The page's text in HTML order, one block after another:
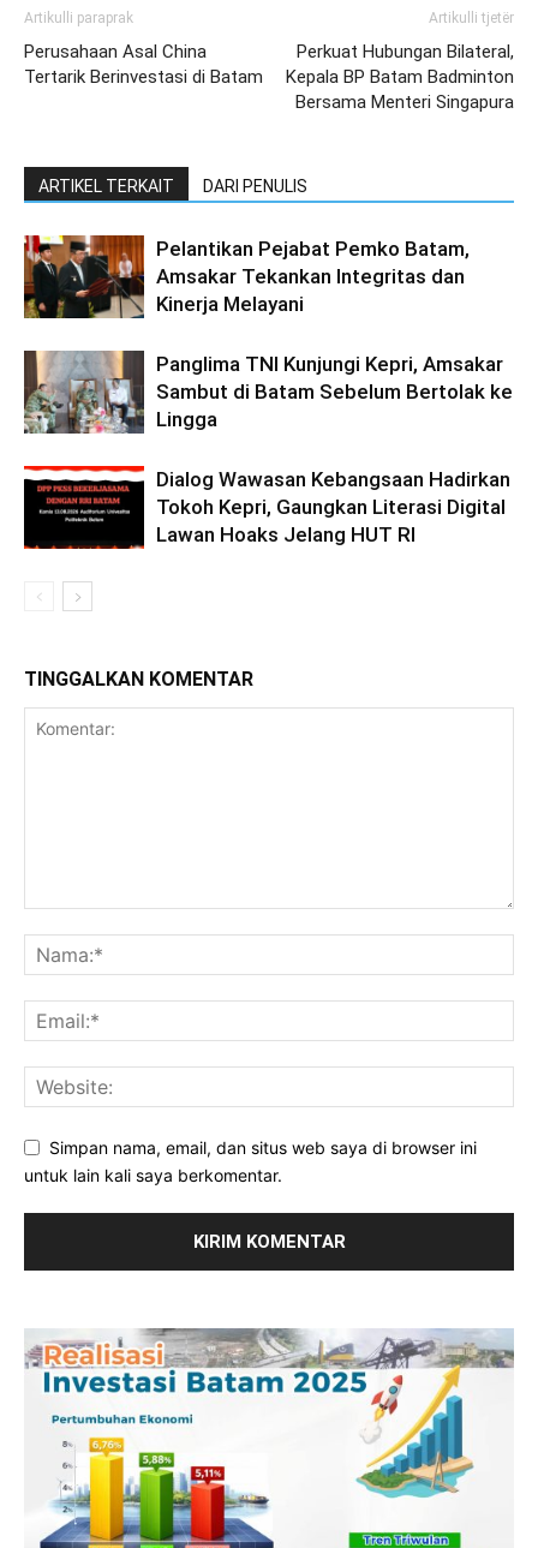
Artikulli paraprak
Perusahaan Asal China
Tertarik Berinvestasi di Batam
Artikulli tjetër
Perkuat Hubungan Bilateral,
Kepala BP Batam Badminton
Bersama Menteri Singapura
ARTIKEL TERKAIT DARI PENULIS
Pelantikan Pejabat Pemko Batam,
Amsakar Tekankan Integritas dan
Kinerja Melayani
Panglima TNI Kunjungi Kepri, Amsakar
Sambut di Batam Sebelum Bertolak ke
Lingga
Dialog Wawasan Kebangsaan Hadirkan
Tokoh Kepri, Gaungkan Literasi Digital
Lawan Hoaks Jelang HUT RI
TINGGALKAN KOMENTAR
Simpan nama, email, dan situs web saya di browser ini
untuk lain kali saya berkomentar.